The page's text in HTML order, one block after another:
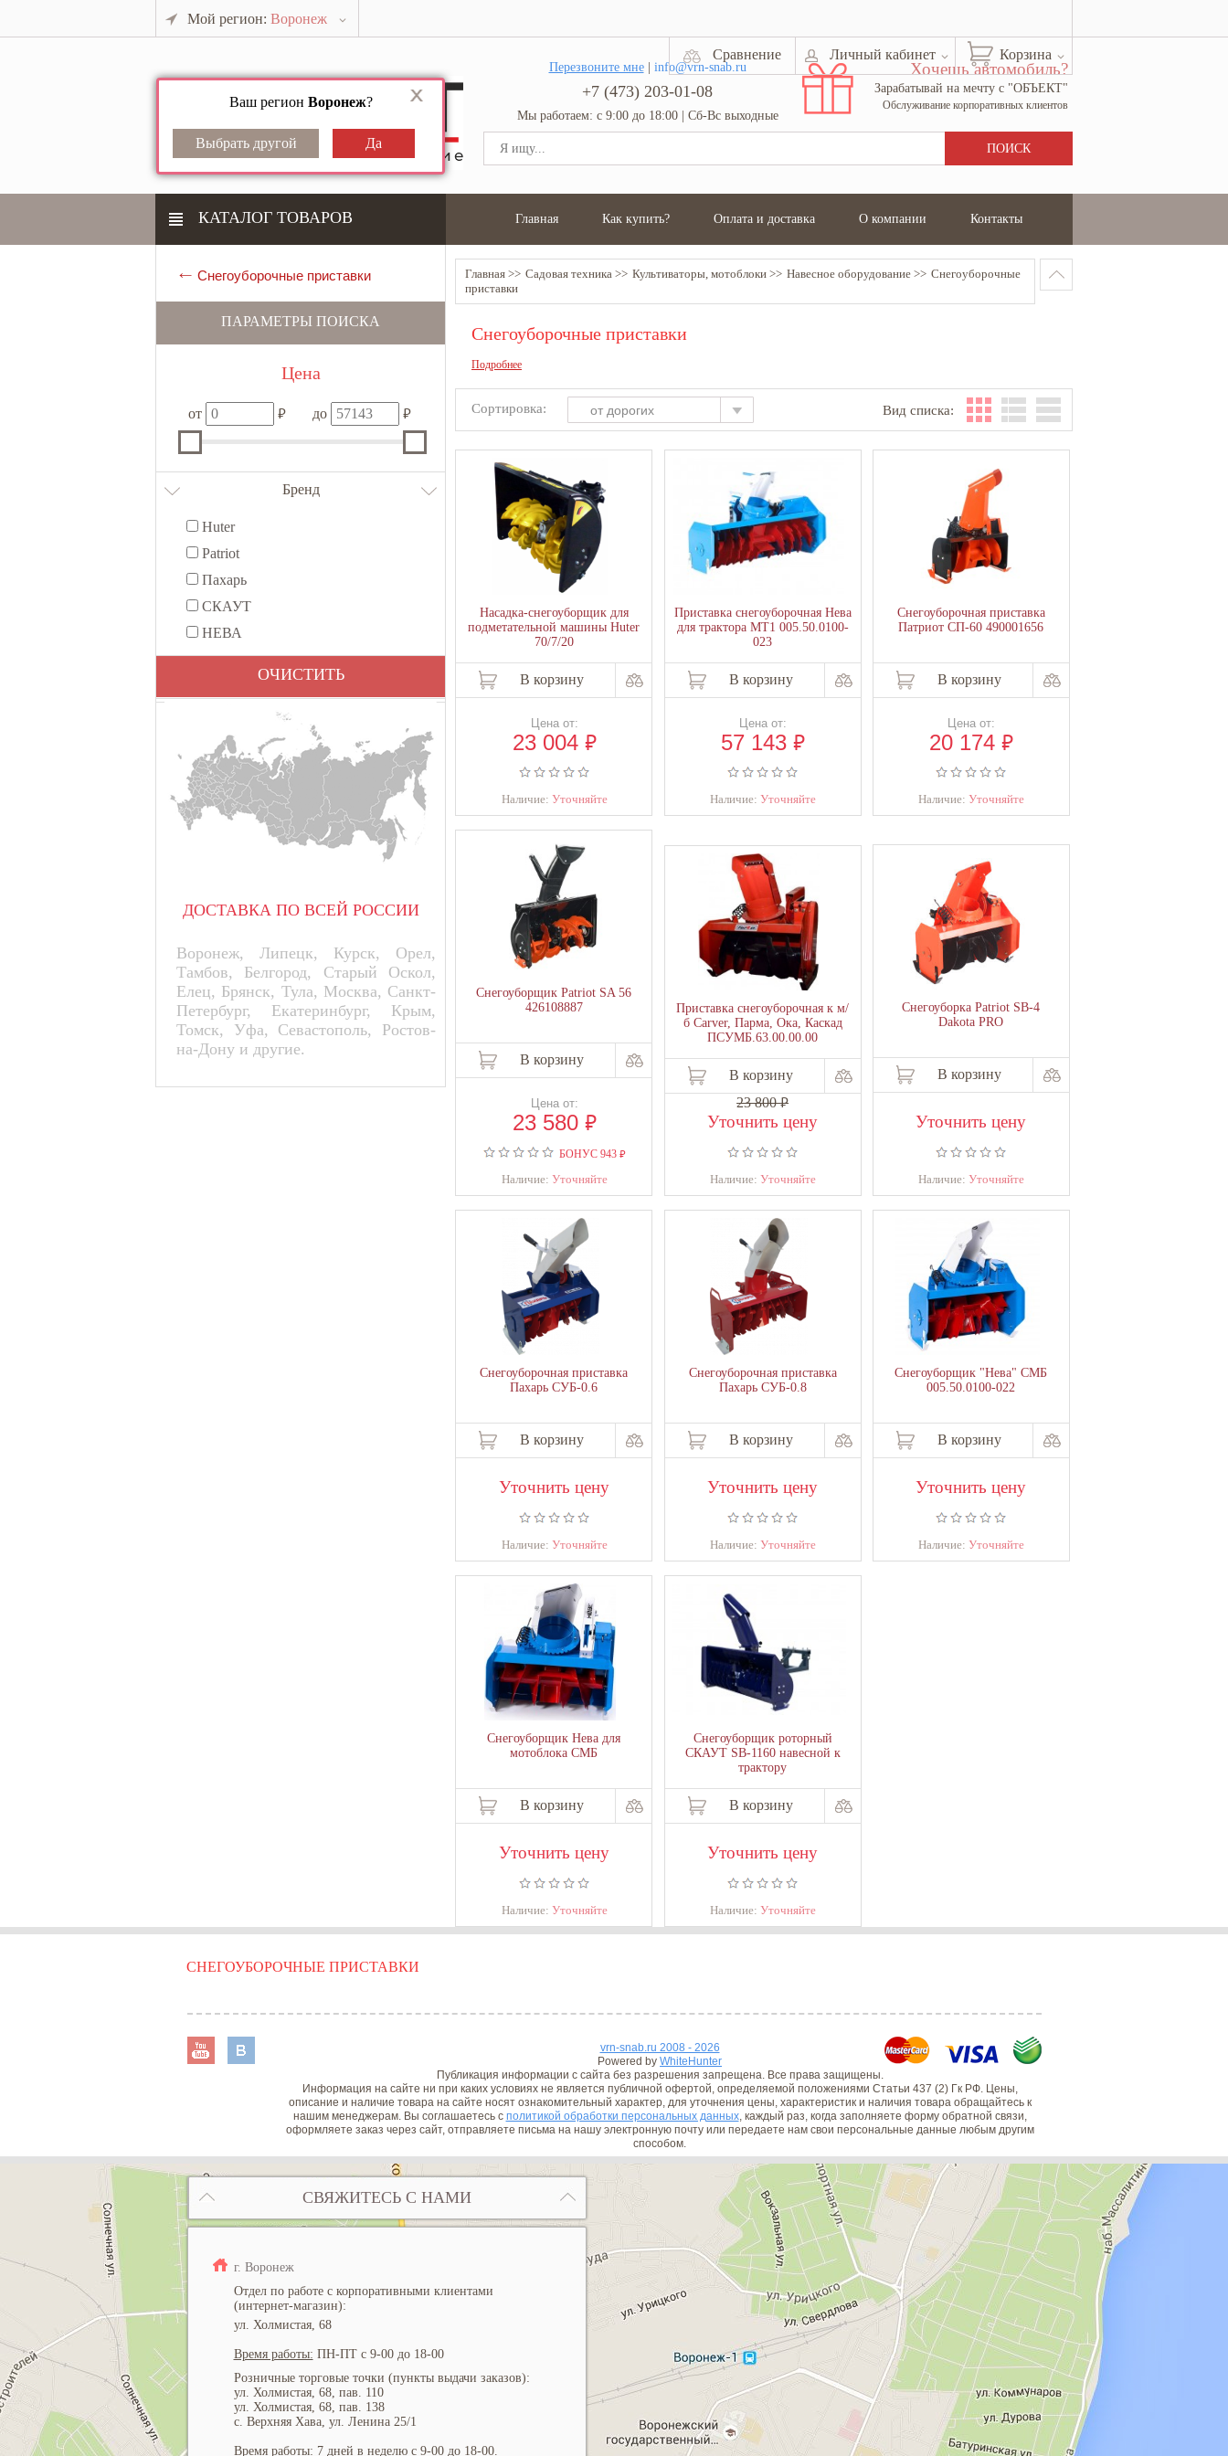
Мой регион: Воронеж
Ваш регион Воронеж?
Корзина
Личный кабинет
Сравнение
Перезвоните мне| info@vrn-snab.ru
+7 (473) 203-01-08
Мы работаем: с 9:00 до 18:00 | Сб-Вс выходные
Хочешь автомобиль?
Зарабатывай на мечту с "ОБЪЕКТ"
Обслуживание корпоративных клиентов
КАТАЛОГ ТОВАРОВ Главная Как купить? Оплата и доставка О компании Контакты
Снегоуборочные приставки
ПАРАМЕТРЫ ПОИСКА
Цена
от ₽ до ₽
Бренд
Huter
Patriot
Пахарь
СКАУТ
НЕВА
ОЧИСТИТЬ
ДОСТАВКА ПО ВСЕЙ РОССИИ
Воронеж, Липецк, Курск, Орел,
Тамбов, Белгород, Старый Оскол,
Елец, Брянск, Тула, Москва, Санкт-
Петербург, Екатеринбург, Крым,
Томск, Уфа, Севастополь, Ростов-
на-Дону и другие.
Главная Садовая техника Культиваторы, мотоблоки Навесное оборудование
Снегоуборочные
приставки
Снегоуборочные приставки
Подробнее
Сортировка: от дорогих Вид списка:
Насадка-снегоуборщик для
подметательной машины Huter
70/7/20
В корзину
Цена от:
23 004 ₽
Наличие: Уточняйте
Приставка снегоуборочная Нева
для трактора МТ1 005.50.0100-
023
В корзину
Цена от:
57 143₽
Наличие:Уточняйте
Снегоуборочная приставка
Патриот СП-60 490001656
В корзину
Цена от:
20 174₽
Наличие:Уточняйте
Снегоуборщик Patriot SA 56
426108887
В корзину
Цена от:
23 580 ₽
БОНУС943₽
Наличие: Уточняйте
Приставка снегоуборочная к м/
б Carver, Парма, Ока, Каскад
ПСУМБ.63.00.00.00
В корзину
23 800₽
Уточнить цену
Наличие:Уточняйте
Снегоуборка Patriot SB-4
Dakota PRO
В корзину
Уточнить цену
Наличие:Уточняйте
Снегоуборочная приставка
Пахарь СУБ-0.6
В корзину
Уточнить цену
Наличие: Уточняйте
Снегоуборочная приставка
Пахарь СУБ-0.8
В корзину
Уточнить цену
Наличие:Уточняйте
Снегоуборщик "Нева" СМБ
005.50.0100-022
В корзину
Уточнить цену
Наличие:Уточняйте
Снегоуборщик Нева для
мотоблока СМБ
В корзину
Уточнить цену
Наличие: Уточняйте
Снегоуборщик роторный
СКАУТ SB-1160 навесной к
трактору
В корзину
Уточнить цену
Наличие:Уточняйте
СНЕГОУБОРОЧНЫЕ ПРИСТАВКИ
vrn-snab.ru 2008 - 2026
Powered by WhiteHunter
Публикация информации с сайта без разрешения запрещена. Все права защищены.
Информация на сайте ни при каких условиях не является публичной офертой, определяемой положениями Статьи 437 (2) Гк РФ. Цены,
описание и наличие товара на сайте носят ознакомительный характер, для уточнения цены, характеристик и наличия товара обращайтесь к
нашим менеджерам. Вы соглашаетесь с политикой обработки персональных данных, каждый раз, когда заполняете форму обратной связи,
оформляете заказ через сайт, отправляете письма на нашу электронную почту или передаете нам свои персональные данные любым другим
способом.
СВЯЖИТЕСЬ С НАМИ
г. Воронеж
Отдел по работе с корпоративными клиентами
(интернет-магазин):
ул. Холмистая, 68
Время работы: ПН-ПТ с 9-00 до 18-00
Розничные торговые точки (пункты выдачи заказов):
ул. Холмистая, 68, пав. 110
ул. Холмистая, 68, пав. 138
с. Верхняя Хава, ул. Ленина 25/1
Время работы: 7 дней в неделю с 9-00 до 18-00.